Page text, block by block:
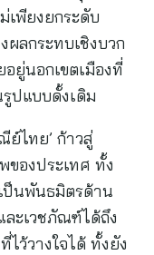
เพียงยกระดับ
ลกระทบเชิงบวก
ยู่นอกเขตเมืองที่
รูปแบบดั้งเดิม
ย์ไทย’ ก้าวสู่
องประเทศ ทั้ง
ป็นพันธมิตรด้าน
ละเวชภัณฑ์ได้ถึง
ว้วางใจได้ ทั้งยัง